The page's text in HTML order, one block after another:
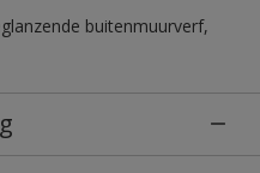
buitenmuurverf,